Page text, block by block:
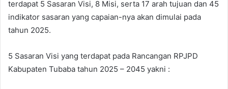
terdapat 5 Sasaran Visi, 8 Misi, serta 17 arah tujuan dan 45
indikator sasaran yang capaian-nya akan dimulai pada
tahun 2025.
5 Sasaran Visi yang terdapat pada Rancangan RPJPD
Kabupaten Tubaba tahun 2025 – 2045 yakni :